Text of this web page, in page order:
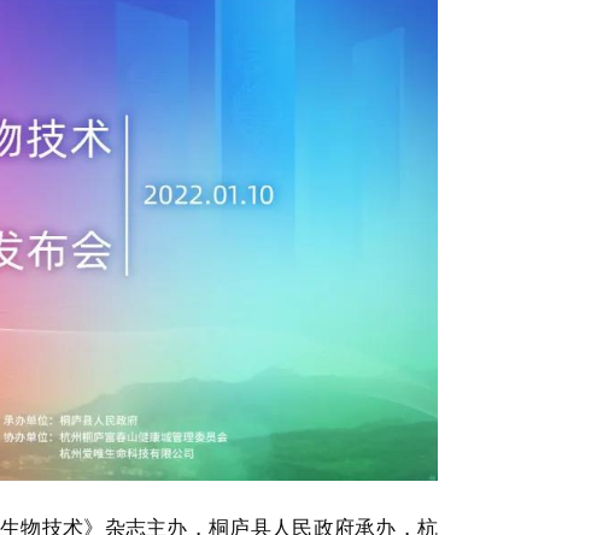
物技术》杂志主办，桐庐县人民政府承办，杭